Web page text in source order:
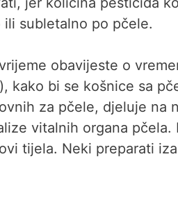
subletalno po pčele.
obavijeste o
kako bi se košnice sa
za pčele, djeluje na
vitalnih organa
tijela. Neki preparati